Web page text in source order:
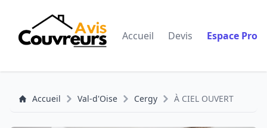
Accueil Devis Espace Pro
Accueil Val-d'Oise Cergy À CIEL OUVERT